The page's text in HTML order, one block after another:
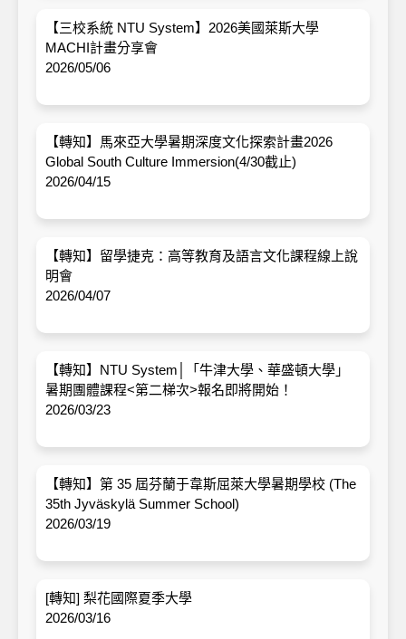
【三校系統 NTU System】2026美國萊斯大學
MACHI計畫分享會
2026/05/06
【轉知】馬來亞大學暑期深度文化探索計畫2026
Global South Culture Immersion(4/30截止)
2026/04/15
【轉知】留學捷克：高等教育及語言文化課程線上說
明會
2026/04/07
【轉知】NTU System│「牛津大學、華盛頓大學」
暑期團體課程<第二梯次>報名即將開始！
2026/03/23
【轉知】第 35 屆芬蘭于韋斯屈萊大學暑期學校 (The
35th Jyväskylä Summer School)
2026/03/19
[轉知] 梨花國際夏季大學
2026/03/16